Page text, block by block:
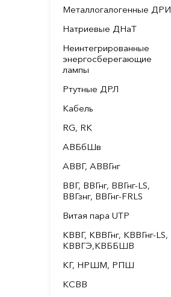
Металлогалогенные ДРИ
Натриевые ДНаТ
Неинтегрированные
энергосберегающие
лампы
Ртутные ДРЛ
Кабель
RG, RK
АВБбШв
АВВГ, АВВГнг
ВВГ, ВВГнг, ВВГнг-LS,
ВВГзнг, ВВГнг-FRLS
Витая пара UTP
КВВГ, КВВГнг, КВВГнг-LS,
КВВГЭ,КВББШВ
КГ, НРШМ, РПШ
КСВВ